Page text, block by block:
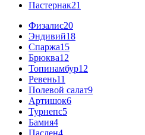
Пастернак21
Физалис20
Эндивий18
Спаржа15
Брюква12
Топинамбур12
Ревень11
Полевой салат9
Артишок6
Турнепс5
Бамия4